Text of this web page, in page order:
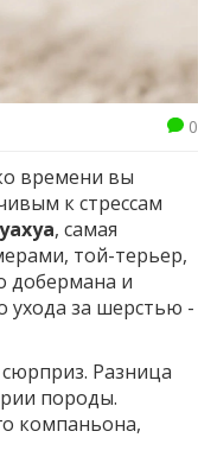
0
времени вы
к стрессам
, самая
, той-терьер,
добермана и
ухода за шерстью -
Разница
породы.
компаньона,